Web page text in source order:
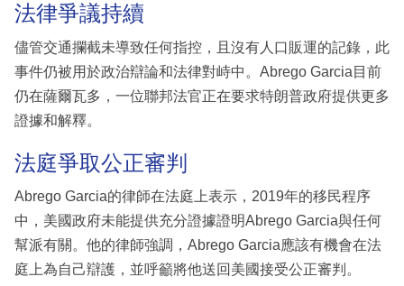
法律爭議持續
儘管交通攔截未導致任何指控，且沒有人口販運的記錄，此
事件仍被用於政治辯論和法律對峙中。Abrego Garcia目前
仍在薩爾瓦多，一位聯邦法官正在要求特朗普政府提供更多
證據和解釋。
法庭爭取公正審判
Abrego Garcia的律師在法庭上表示，2019年的移民程序
中，美國政府未能提供充分證據證明Abrego Garcia與任何
幫派有關。他的律師強調，Abrego Garcia應該有機會在法
庭上為自己辯護，並呼籲將他送回美國接受公正審判。